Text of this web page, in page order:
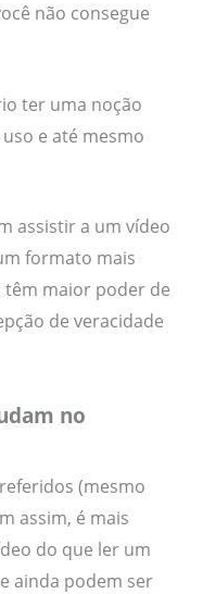
não consegue
ter uma noção
e até mesmo
assistir a um vídeo
formato mais
têm maior poder de
de veracidade
no
(mesmo
assim, é mais
do que ler um
ainda podem ser